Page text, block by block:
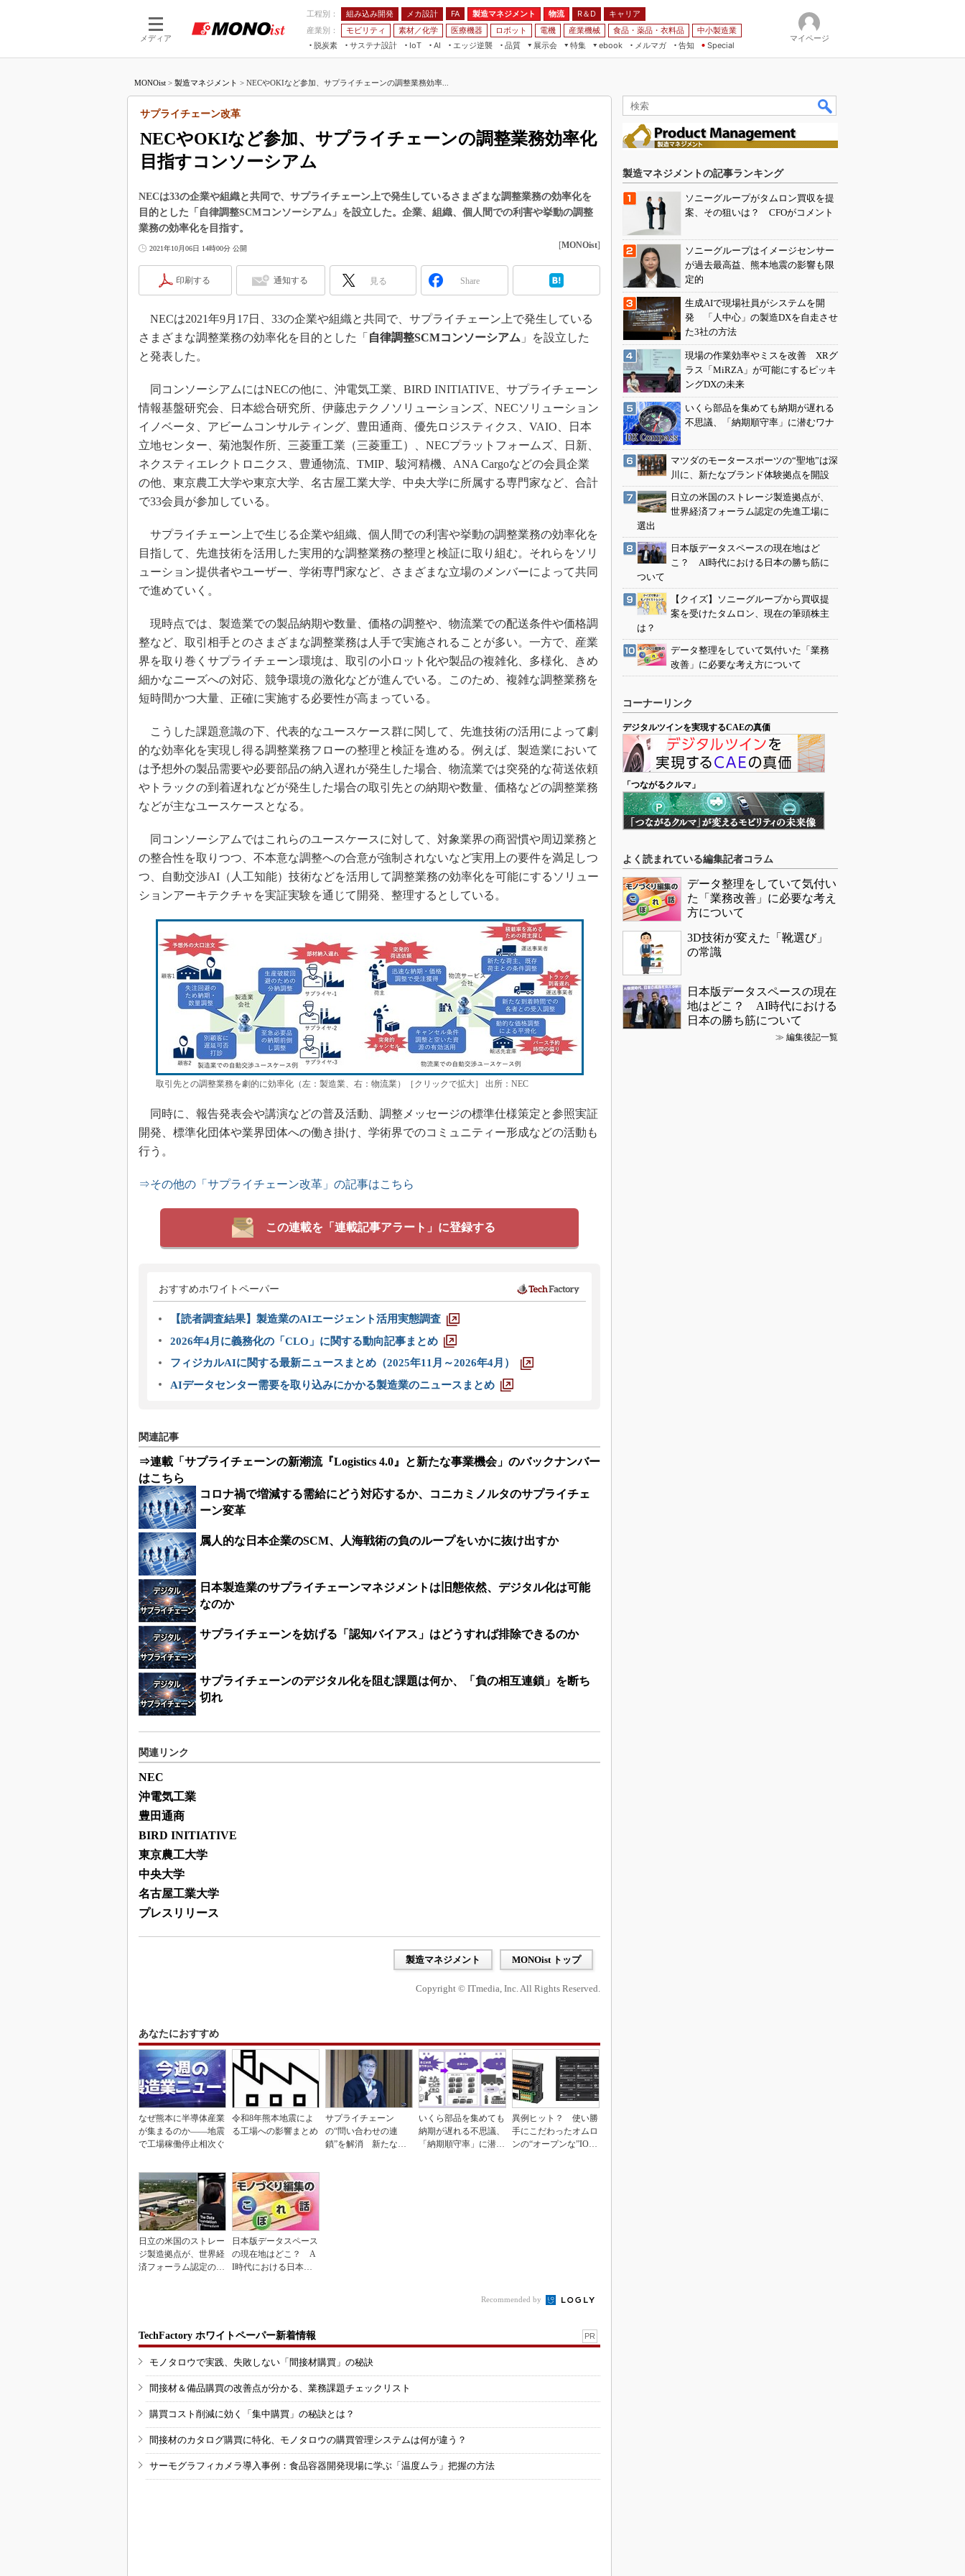
メディア
工程別： 組み込み開発 メカ設計 FA 製造マネジメント 物流 R＆D
キャリア
産業別：
モビリティ 素材／化学 医療機器 ロボット 電機 産業機械 食品・薬品・衣料品
中小製造業
脱炭素
サステナ設計
IoT
つながる工場
AI
AI×設備保全
エッジ逆襲 品質
展示会
JIMTOF
IIFES
TECHNO-FRONTIER
EdgeTech+
日本ものづくりワールド
AUTOMOTIVE WORLD
産業オープンネット展
特集
つながるクルマ
組み込み画像技術
組み込みモデリング
ISO26262
3Dプリンタ
インダストリー4.0
イノベーション
製造業ビッグデータ
メイドインジャパン
植物工場
海外生産
グローバル設計・開発
制御セキュリティ
ebook
メルマガ
告知 Special
マイページ
MONOist > 製造マネジメント > NECやOKIなど参加、サプライチェーンの調整業務効率...
NECやOKIなど参加、サプライチェーンの調整業務効率化
目指すコンソーシアム
サプライチェーン改革
NECは33の企業や組織と共同で、サプライチェーン上で発生しているさまざまな調整業務の効率化を
目的とした「自律調整SCMコンソーシアム」を設立した。企業、組織、個人間での利害や挙動の調整
業務の効率化を目指す。
2021年10月06日 14時00分 公開 [MONOist]
印刷する 通知する 見る Share
NECは2021年9月17日、33の企業や組織と共同で、サプライチェーン上で発生している
さまざまな調整業務の効率化を目的とした「 自律調整SCMコンソーシアム 」を設立した
と発表した。
同コンソーシアムにはNECの他に、沖電気工業、BIRD INITIATIVE、サプライチェーン
情報基盤研究会、日本総合研究所、伊藤忠テクノソリューションズ、NECソリューション
イノベータ、アビームコンサルティング、豊田通商、優先ロジスティクス、VAIO、日本
立地センター、菊池製作所、三菱重工業（三菱重工）、NECプラットフォームズ、日新、
ネクスティエレクトロニクス、豊通物流、TMIP、駿河精機、ANA Cargoなどの会員企業
の他、東京農工大学や東京大学、名古屋工業大学、中央大学に所属する専門家など、合計
で33会員が参加している。
サプライチェーン上で生じる企業や組織、個人間での利害や挙動の調整業務の効率化を
目指して、先進技術を活用した実用的な調整業務の整理と検証に取り組む。それらをソリ
ューション提供者やユーザー、学術専門家など、さまざまな立場のメンバーによって共同
で進めていく。
現時点では、製造業での製品納期や数量、価格の調整や、物流業での配送条件や価格調
整など、取引相手とのさまざまな調整業務は人手で実施されることが多い。一方で、産業
界を取り巻くサプライチェーン環境は、取引の小ロット化や製品の複雑化、多様化、きめ
細かなニーズへの対応、競争環境の激化などが進んでいる。このため、複雑な調整業務を
短時間かつ大量、正確に実施する必要性が高まっている。
こうした課題意識の下、代表的なユースケース群に関して、先進技術の活用によって劇
的な効率化を実現し得る調整業務フローの整理と検証を進める。例えば、製造業において
は予想外の製品需要や必要部品の納入遅れが発生した場合、物流業では突発的な荷送依頼
やトラックの到着遅れなどが発生した場合の取引先との納期や数量、価格などの調整業務
などが主なユースケースとなる。
同コンソーシアムではこれらのユースケースに対して、対象業界の商習慣や周辺業務と
の整合性を取りつつ、不本意な調整への合意が強制されないなど実用上の要件を満足しつ
つ、自動交渉AI（人工知能）技術などを活用して調整業務の効率化を可能にするソリュー
ションアーキテクチャを実証実験を通じて開発、整理するとしている。
取引先との調整業務を劇的に効率化（左：製造業、右：物流業）［クリックで拡大］ 出所：NEC
同時に、報告発表会や講演などの普及活動、調整メッセージの標準仕様策定と参照実証
開発、標準化団体や業界団体への働き掛け、学術界でのコミュニティー形成などの活動も
行う。
⇒その他の「サプライチェーン改革」の記事はこちら
この連載を「連載記事アラート」に登録する
おすすめホワイトペーパー
【読者調査結果】製造業のAIエージェント活用実態調査
2026年4月に義務化の「CLO」に関する動向記事まとめ
フィジカルAIに関する最新ニュースまとめ（2025年11月～2026年4月）
AIデータセンター需要を取り込みにかかる製造業のニュースまとめ
関連記事
⇒連載「サプライチェーンの新潮流『Logistics 4.0』と新たな事業機会」のバックナンバー
はこちら
コロナ禍で増減する需給にどう対応するか、コニカミノルタのサプライチェ
ーン変革
属人的な日本企業のSCM、人海戦術の負のループをいかに抜け出すか
日本製造業のサプライチェーンマネジメントは旧態依然、デジタル化は可能
なのか
サプライチェーンを妨げる「認知バイアス」はどうすれば排除できるのか
サプライチェーンのデジタル化を阻む課題は何か、「負の相互連鎖」を断ち
切れ
関連リンク
NEC
沖電気工業
豊田通商
BIRD INITIATIVE
東京農工大学
中央大学
名古屋工業大学
プレスリリース
製造マネジメント MONOist トップ
Copyright © ITmedia, Inc. All Rights Reserved.
あなたにおすすめ
なぜ熊本に半導体産業
が集まるのか――地震
で工場稼働停止相次ぐ
令和8年熊本地震によ
る工場への影響まとめ
サプライチェーン
の“問い合わせの連
鎖”を解消 新たな情
いくら部品を集めても
納期が遅れる不思議、
「納期順守率」に潜む
異例ヒット？ 使い勝
手にこだわったオムロ
ンの“オープンな”IO-L
日立の米国のストレー
ジ製造拠点が、世界経
済フォーラム認定の先
日本版データスペース
の現在地はどこ？ A
I時代における日本の
Recommended by
TechFactory ホワイトペーパー新着情報 PR
モノタロウで実践、失敗しない「間接材購買」の秘訣
間接材＆備品購買の改善点が分かる、業務課題チェックリスト
購買コスト削減に効く「集中購買」の秘訣とは？
間接材のカタログ購買に特化、モノタロウの購買管理システムは何が違う？
サーモグラフィカメラ導入事例：食品容器開発現場に学ぶ「温度ムラ」把握の方法
製造マネジメントの記事ランキング
ソニーグループがタムロン買収を提
案、その狙いは？ CFOがコメント
ソニーグループはイメージセンサー
が過去最高益、熊本地震の影響も限
定的
生成AIで現場社員がシステムを開
発 「人中心」の製造DXを自走させ
た3社の方法
現場の作業効率やミスを改善 XRグ
ラス「MiRZA」が可能にするピッキ
ングDXの未来
いくら部品を集めても納期が遅れる
不思議、「納期順守率」に潜むワナ
マツダのモータースポーツの“聖地”は深
川に、新たなブランド体験拠点を開設
日立の米国のストレージ製造拠点が、
世界経済フォーラム認定の先進工場に
選出
日本版データスペースの現在地はど
こ？ AI時代における日本の勝ち筋に
ついて
【クイズ】ソニーグループから買収提
案を受けたタムロン、現在の筆頭株主
は？
データ整理をしていて気付いた「業務
改善」に必要な考え方について
コーナーリンク
デジタルツインを実現するCAEの真価
「つながるクルマ」
よく読まれている編集記者コラム
データ整理をしていて気付い
た「業務改善」に必要な考え
方について
3D技術が変えた「靴選び」
の常識
日本版データスペースの現在
地はどこ？ AI時代における
日本の勝ち筋について
≫ 編集後記一覧